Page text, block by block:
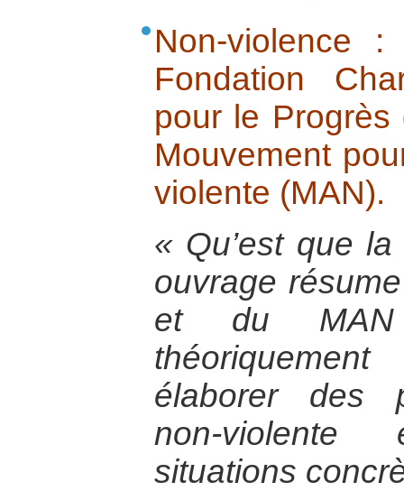
Non-violence
Fondation
pour le Progrès
Mouvement
violente (MAN).
« Qu’est que
ouvrage
et du
élaborer des
non-
situations